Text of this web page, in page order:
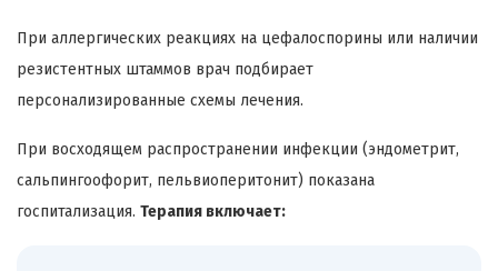
При аллергических реакциях на цефалоспорины или наличии
резистентных штаммов врач подбирает
персонализированные схемы лечения.
При восходящем распространении инфекции (эндометрит,
сальпингоофорит, пельвиоперитонит) показана
госпитализация. Терапия включает: